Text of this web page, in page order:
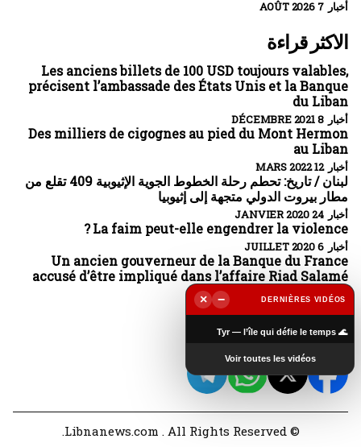
أخبار 7 AOÛT 2026
الاكثر قراءة
Les anciens billets de 100 USD toujours valables,
précisent l’ambassade des États Unis et la Banque
du Liban
أخبار 8 DÉCEMBRE 2021
Des milliers de cigognes au pied du Mont Hermon
au Liban
أخبار 12 MARS 2022
لبنان / تاريخ: تحطم رحلة الخطوط الجوية الإثيوبية 409 تقلع من
مطار بيروت الدولي متجهة إلى إثيوبيا
أخبار 24 JANVIER 2020
La faim peut-elle engendrer la violence ?
أخبار 6 JUILLET 2020
Un ancien gouverneur de la Banque du France
accusé d’être impliqué dans l’affaire Riad Salamé
أخبار 6 OCTOBRE 2022
تابعونا
© Libnanews.com . All Rights Reserved.
DERNIÈRES VIDÉOS
−
×
🌊 Tyr — l’île qui défie le temps
Voir toutes les vidéos